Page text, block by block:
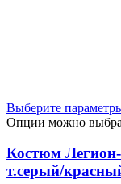
Выберите
Опции можно
Костюм
т.серый/